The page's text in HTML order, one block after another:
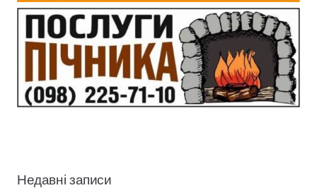
Недавні записи